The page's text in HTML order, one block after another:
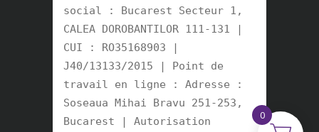
social : Bucarest Secteur 1,
CALEA DOROBANTILOR 111-131 |
CUI : RO35168903 |
J40/13133/2015 | Point de
travail en ligne : Adresse :
Soseaua Mihai Bravu 251-253,
Bucarest | Autorisation
0